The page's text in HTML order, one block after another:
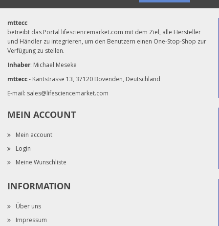
mttecc
betreibt das Portal lifesciencemarket.com mit dem Ziel, alle Hersteller
und Händler zu integrieren, um den Benutzern einen One-Stop-Shop zur
Verfügung zu stellen.
Inhaber: Michael Meseke
mttecc- Kantstrasse 13, 37120 Bovenden, Deutschland
E-mail: sales@lifesciencemarket.com
MEIN ACCOUNT
Mein account
Login
Meine Wunschliste
INFORMATION
Über uns
Impressum